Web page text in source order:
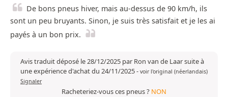
De bons pneus hiver, mais au-dessus de 90 km/h, ils
sont un peu bruyants. Sinon, je suis très satisfait et je les ai
payés à un bon prix.
Avis traduit déposé le 28/12/2025 par Ron van de Laar suite à
une expérience d'achat du 24/11/2025- voir l'original (néerlandais)
Signaler
Racheteriez-vous ces pneus ? NON